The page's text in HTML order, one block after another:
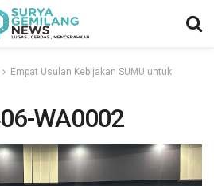
Empat Usulan Kebijakan SUMU untuk
WA0002